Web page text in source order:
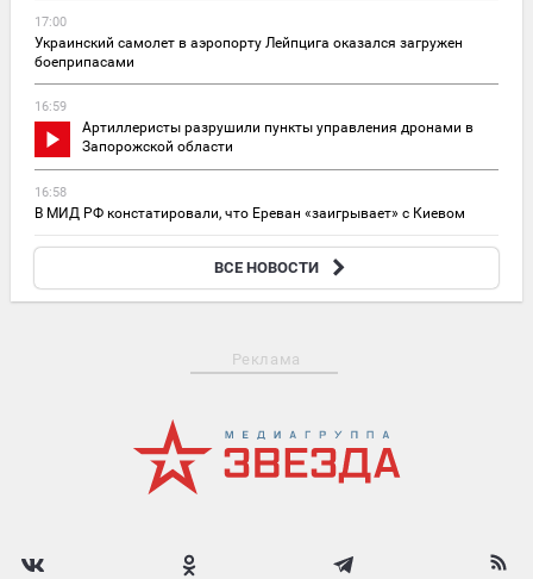
17:00
Украинский самолет в аэропорту Лейпцига оказался загружен
боеприпасами
16:59
Артиллеристы разрушили пункты управления дронами в
Запорожской области
16:58
В МИД РФ констатировали, что Ереван «заигрывает» с Киевом
ВСЕ НОВОСТИ
Реклама